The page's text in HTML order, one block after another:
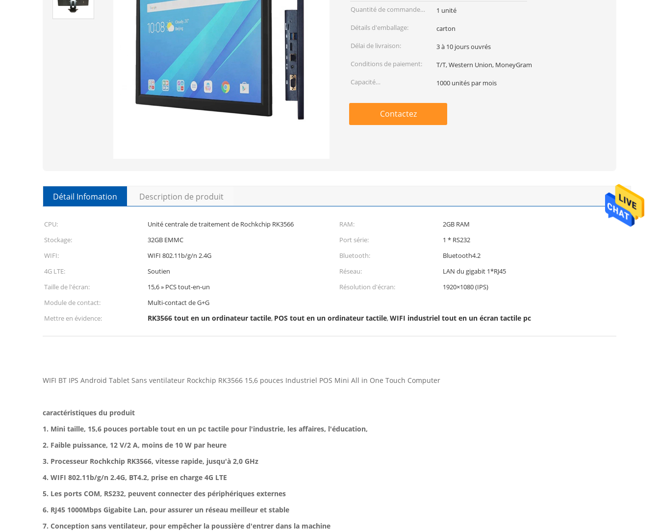
Quantité de commande
min:
1 unité
Détails d'emballage:
carton
Délai de livraison:
3 à 10 jours ouvrés
Conditions de paiement:
T/T, Western Union, MoneyGram
Capacité
1000 unités par mois
Contactez
Détail Infomation Description de produit
CPU: Unité centrale de traitement de Rochkchip RK3566 RAM:
2GB RAM
Stockage:
32GB EMMC Port série:
1 * RS232
WIFI:
WIFI 802.11b/g/n 2.4G Bluetooth:
Bluetooth4.2
4G LTE:
Soutien Réseau:
LAN du gigabit 1*RJ45
Taille de l'écran:
15,6 » PCS tout-en-un Résolution d'écran:
1920×1080 (IPS)
Module de contact:
Multi-contact de G+G
Mettre en évidence:
RK3566 tout en un ordinateur tactile, POS tout en un ordinateur tactile,WIFI industriel tout en un écran tactile pc
WIFI BT IPS Android Tablet Sans ventilateur Rockchip RK3566 15,6 pouces Industriel POS Mini All in One Touch Computer
caractéristiques du produit
1. Mini taille, 15,6 pouces portable tout en un pc tactile pour l'industrie, les affaires, l'éducation,
2. Faible puissance, 12 V/2 A, moins de 10 W par heure
3. Processeur Rochkchip RK3566, vitesse rapide, jusqu'à 2,0 GHz
4. WIFI 802.11b/g/n 2.4G, BT4.2, prise en charge 4G LTE
5. Les ports COM, RS232, peuvent connecter des périphériques externes
6. RJ45 1000Mbps Gigabite Lan, pour assurer un réseau meilleur et stable
7. Conception sans ventilateur, pour empêcher la poussière d'entrer dans la machine